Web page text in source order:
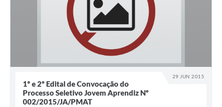
29 JUN 2015
1º e 2º Edital de Convocação do
Processo Seletivo Jovem Aprendiz Nº
002/2015/JA/PMAT